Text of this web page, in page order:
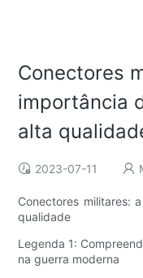
Conectores
importância
alta
2023-07-11
Conectores militares:
qualidade
Legenda 1:
na guerra moderna